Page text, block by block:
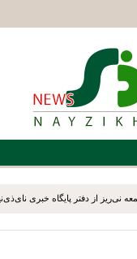
نی‌ریز از دفتر پایگاه خبری